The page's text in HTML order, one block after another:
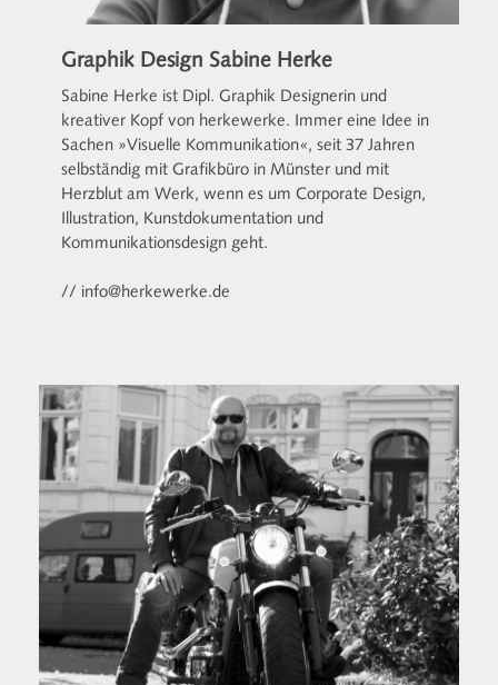
Graphik Design Sabine Herke
Sabine Herke ist Dipl. Graphik Designerin und
kreativer Kopf von herkewerke. Immer eine Idee in
Sachen »Visuelle Kommunikation«, seit 37 Jahren
selbständig mit Grafikbüro in Münster und mit
Herzblut am Werk, wenn es um Corporate Design,
Illustration, Kunstdokumentation und
Kommunikationsdesign geht.
// info@herkewerke.de